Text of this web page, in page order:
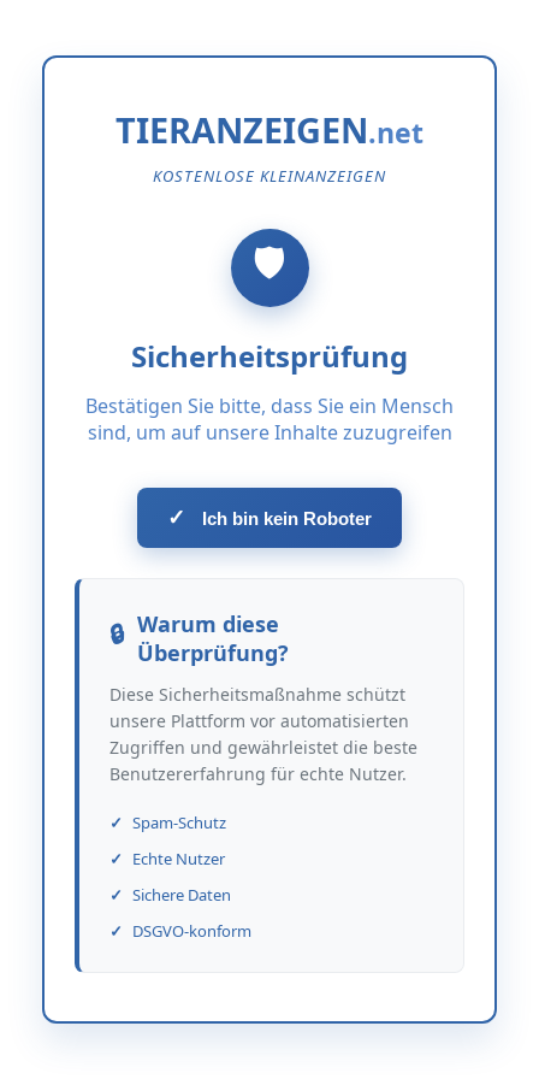
TIERANZEIGEN
KOSTENLOSE KLEINANZEIGEN
Sicherheitsprüfung
Bestätigen Sie bitte, dass Sie ein Mensch
sind, um auf unsere Inhalte zuzugreifen
✓ Ich bin kein Roboter
Warum diese
Überprüfung?
Diese Sicherheitsmaßnahme schützt
unsere Plattform vor automatisierten
Zugriffen und gewährleistet die beste
Benutzererfahrung für echte Nutzer.
Spam-Schutz
Echte Nutzer
Sichere Daten
DSGVO-konform